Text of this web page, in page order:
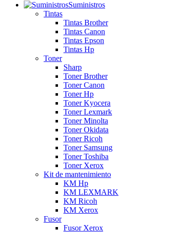
Suministros
Tintas
Tintas Brother
Tintas Canon
Tintas Epson
Tintas Hp
Toner
Sharp
Toner Brother
Toner Canon
Toner Hp
Toner Kyocera
Toner Lexmark
Toner Minolta
Toner Okidata
Toner Ricoh
Toner Samsung
Toner Toshiba
Toner Xerox
Kit de mantenimiento
KM Hp
KM LEXMARK
KM Ricoh
KM Xerox
Fusor
Fusor Xerox